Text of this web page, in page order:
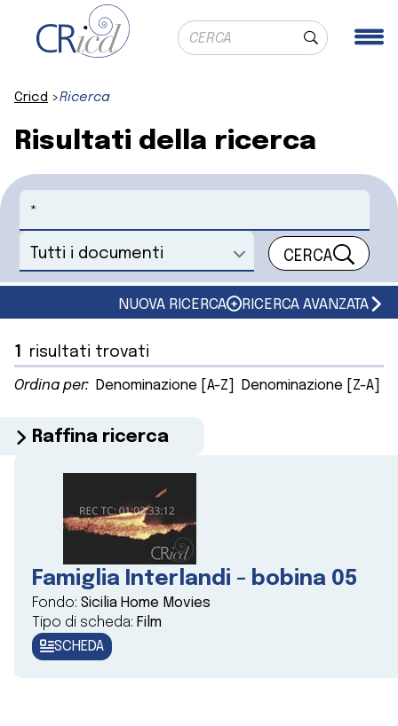
Ricerca globale
Cerca
Cricd Ricerca
Risultati della ricerca
Cerca
Seleziona un documento CERCA
NUOVA RICERCA RICERCA AVANZATA
1 risultati trovati
Ordina per: Denominazione [A-Z] Denominazione [Z-A]
Raffina ricerca
Famiglia Interlandi - bobina 05
Fondo: Sicilia Home Movies
Tipo di scheda: Film
SCHEDA